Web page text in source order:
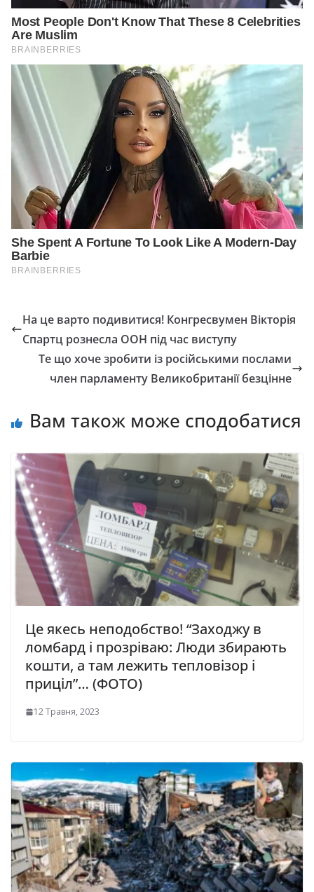
На це варто подивитися! Конгресвумен Вікторія
Спартц рознесла ООН під час виступу
Те що хоче зробити із російськими послами
член парламенту Великобританії безцінне
Вам також може сподобатися
Це якесь неподобство! “Заходжу в
ломбард і прозріваю: Люди збирають
кошти, а там лежить тепловізор і
приціл”… (ФОТО)
12 Травня, 2023